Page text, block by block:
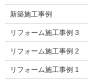
新築施工事例
リフォーム施工事例 3
リフォーム施工事例 2
リフォーム施工事例 1